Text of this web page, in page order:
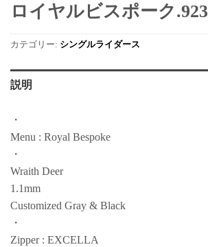
ロイヤルビスポーク.923
カテゴリー: シングルライダース
説明
・
Menu : Royal Bespoke
・
Wraith Deer
1.1mm
Customized Gray & Black
・
Zipper : EXCELLA